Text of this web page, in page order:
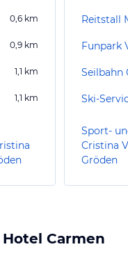
0,6 km
0,9 km
1,1 km
1,1 km
Reitstall
Funpark
Seilbahn
Ski-
Sport-
Cristina
Gröden
Carmen